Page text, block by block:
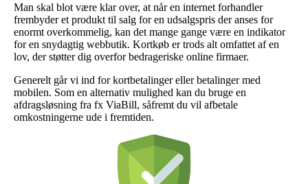
Man skal blot være klar over, at når en internet forhandler
frembyder et produkt til salg for en udsalgspris der anses for
enormt overkommelig, kan det mange gange være en indikator
for en snydagtig webbutik. Kortkøb er trods alt omfattet af en
lov, der støtter dig overfor bedrageriske online firmaer.
Generelt går vi ind for kortbetalinger eller betalinger med
mobilen. Som en alternativ mulighed kan du bruge en
afdragsløsning fra fx ViaBill, såfremt du vil afbetale
omkostningerne ude i fremtiden.